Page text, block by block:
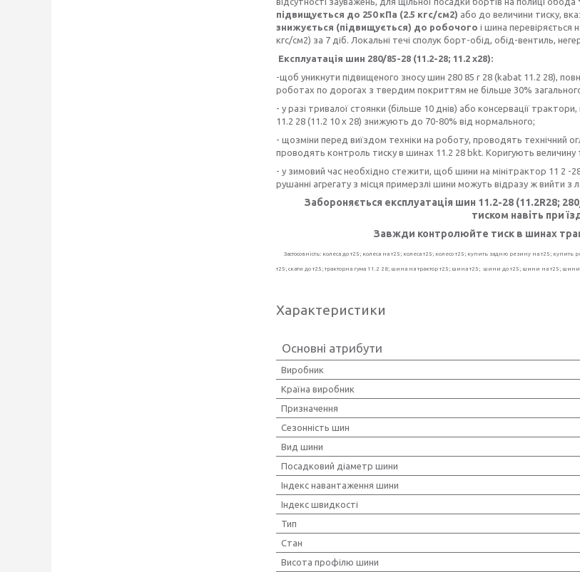
підвищується до 250 кПа (2.5 кгс/см2) або до величини тиску,
знижується (підвищується) до робочого і шина перевіряється
кгс/см2) за 7 діб. Локальні течі сполук борт-обід, обід-вентиль,
Експлуатація шин 280/85-28 (11.2-28; 11.2 x28):
-щоб уникнути підвищеного зносу шин 280 85 r 28 (kabat 11.2 28),
роботах по дорогах з твердим покриттям не більше 30% загального
- у разі тривалої стоянки (більше 10 днів) або консервації
11.2 28 (11.2 10 x 28) знижують до 70-80% від нормального;
- щозміни перед виїздом техніки на роботу, проводять технічний
проводять контроль тиску в шинах 11.2 28 bkt. Коригують величину
- у зимовий час необхідно стежити, щоб шини на мінітрактор 11 2 -
рушанні агрегату з місця примерзлі шини можуть відразу ж вийти з
Забороняється експлуатація шин 11.2-28 (11.2R28;
тиском навіть при
Завжди контролюйте тиск в шинах
Застосовність: колеса до т25; колеса на т25; колеса т25; колесо т25; купить задню резину на т25;
т25; скати до т25; тракторна гума 11.2 28; шина на трактор т25; шина т25; шини до т25; шини на т25;
Характеристики
Основні атрибути
Виробник
Країна виробник
Призначення
Сезонність шин
Вид шини
Посадковий діаметр шини
Індекс навантаження шини
Індекс швидкості
Тип
Стан
Висота профілю шини